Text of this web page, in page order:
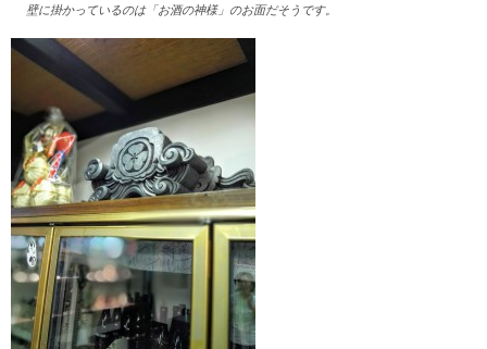
壁に掛かっているのは「お酒の神様」のお面だそうです。